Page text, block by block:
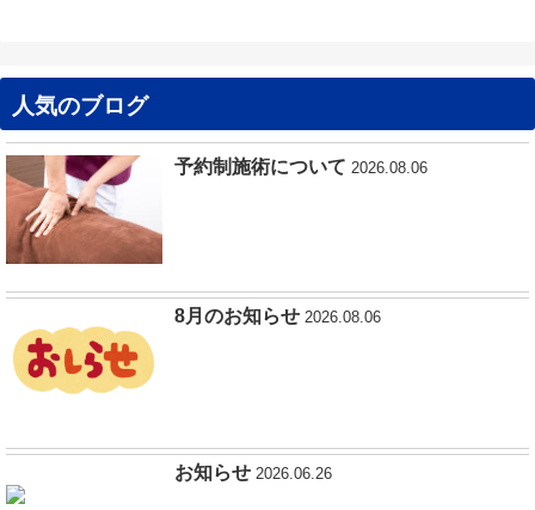
人気のブログ
予約制施術について 2026.08.06
8月のお知らせ 2026.08.06
お知らせ 2026.06.26